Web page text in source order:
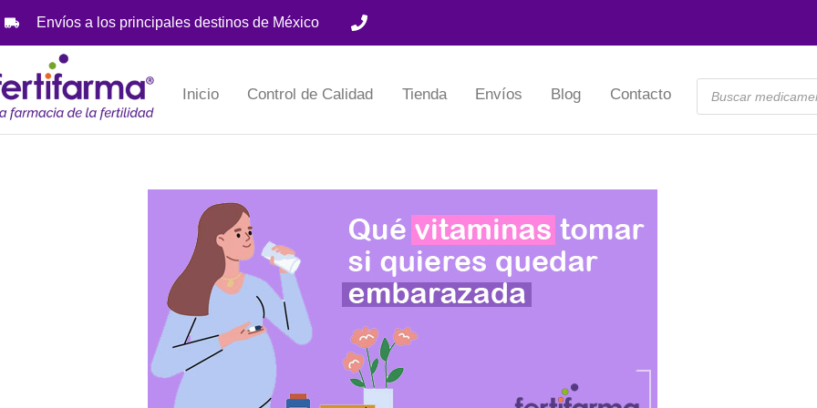
Envíos a los principales destinos de México
Inicio Control de Calidad Tienda Envíos Blog Contacto